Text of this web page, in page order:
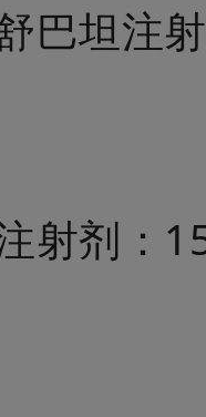
巴坦注
射剂：